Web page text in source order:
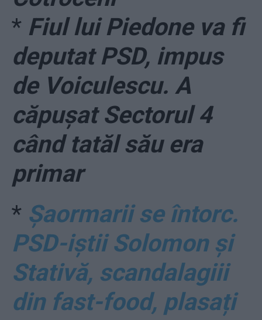
* Fiul lui Piedone va fi
deputat PSD, impus
de Voiculescu. A
căpușat Sectorul 4
când tatăl său era
primar
* Șaormarii se întorc.
PSD-iștii Solomon și
Stativă, scandalagiii
din fast-food, plasați